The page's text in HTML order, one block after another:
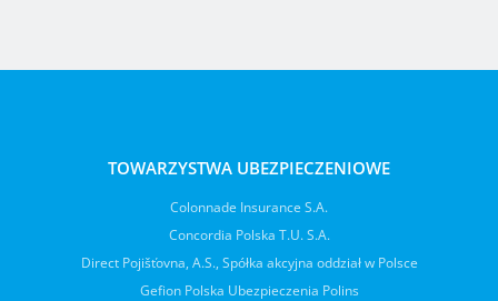
TOWARZYSTWA UBEZPIECZENIOWE
Colonnade Insurance S.A.
Concordia Polska T.U. S.A.
Direct Pojišťovna, A.S., Spółka akcyjna oddział w Polsce
Gefion Polska Ubezpieczenia Polins